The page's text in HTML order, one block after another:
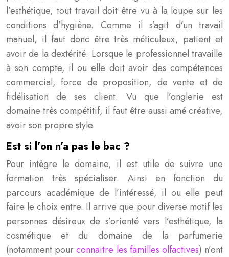
l’esthétique, tout travail doit être vu à la loupe sur les
conditions d’hygiène. Comme il s’agit d’un travail
manuel, il faut donc être très méticuleux, patient et
avoir de la dextérité. Lorsque le professionnel travaille
à son compte, il ou elle doit avoir des compétences
commercial, force de proposition, de vente et de
fidélisation de ses client. Vu que l’onglerie est
domaine très compétitif, il faut être aussi amé créative,
avoir son propre style.
Est si l’on n’a pas le bac ?
Pour intègre le domaine, il est utile de suivre une
formation très spécialiser. Ainsi en fonction du
parcours académique de l’intéressé, il ou elle peut
faire le choix entre. Il arrive que pour diverse motif les
personnes désireux de s’orienté vers l’esthétique, la
cosmétique et du domaine de la parfumerie
(notamment pourconnaitre les familles olfactives) n’ont